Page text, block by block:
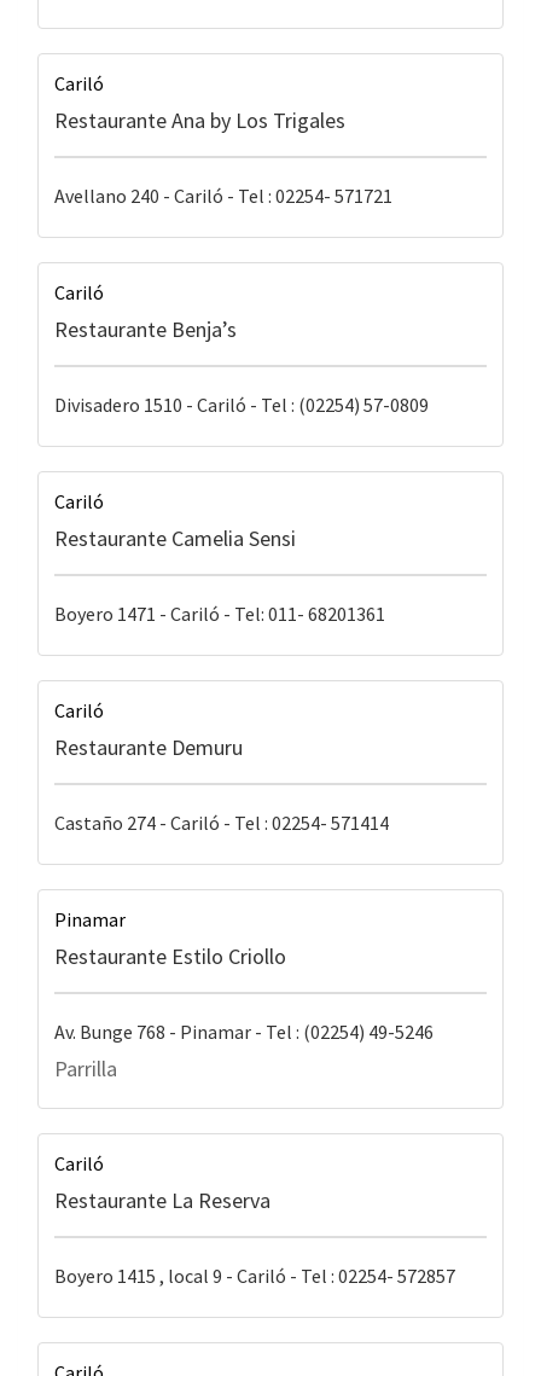
Cariló
Restaurante Ana by Los Trigales
Avellano 240 - Cariló - Tel : 02254- 571721
Cariló
Restaurante Benja’s
Divisadero 1510 - Cariló - Tel : (02254) 57-0809
Cariló
Restaurante Camelia Sensi
Boyero 1471 - Cariló - Tel: 011- 68201361
Cariló
Restaurante Demuru
Castaño 274 - Cariló - Tel : 02254- 571414
Pinamar
Restaurante Estilo Criollo
Av. Bunge 768 - Pinamar - Tel : (02254) 49-5246
Parrilla
Cariló
Restaurante La Reserva
Boyero 1415 , local 9 - Cariló - Tel : 02254- 572857